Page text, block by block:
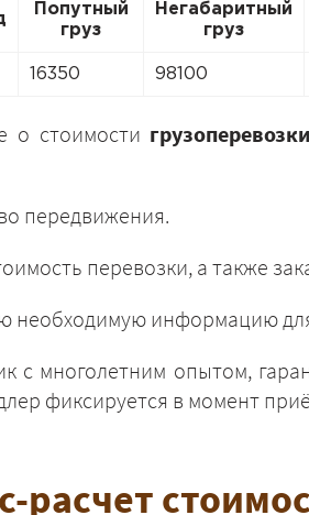
Попутный
груз
Негабаритный
груз
16350 98100
о стоимости
передвижения.
перевозки, а также
необходимую информацию
с многолетним опытом,
фиксируется в момент
расчет
ЗАКАЗАТЬ